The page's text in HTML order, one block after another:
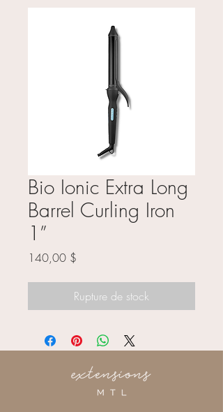
Bio Ionic Extra Long
Barrel Curling Iron
1”
140,00 $
Rupture de stock